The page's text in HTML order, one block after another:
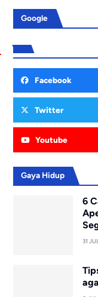
Google
Facebook
Twitter
Youtube
Gaya Hidup
6
31